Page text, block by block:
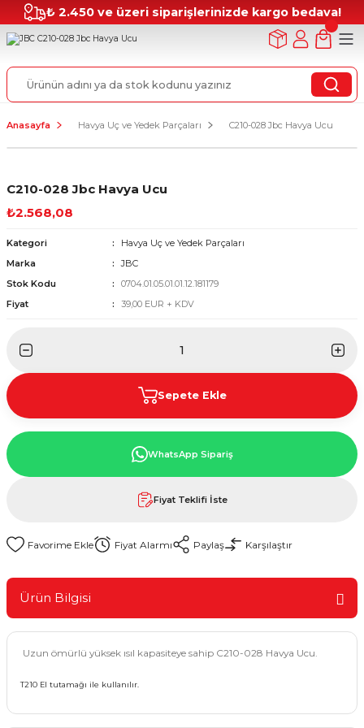
₺ 2.450 ve üzeri siparişlerinizde kargo bedava!
Anasayfa Havya Uç ve Yedek Parçaları C210-028 Jbc Havya Ucu
C210-028 Jbc Havya Ucu
₺2.568,08
Kategori
Havya Uç ve Yedek Parçaları
Marka
JBC
Stok Kodu
0704.01.05.01.01.12.181179
Fiyat
39,00 EUR + KDV
Sepete Ekle
WhatsApp Sipariş
Fiyat Teklifi İste
Fiyat Alarmı Paylaş Karşılaştır
Ürün Bilgisi
Uzun ömürlü yüksek ısıl kapasiteye sahip C210-028 Havya Ucu.
T210 El tutamağı ile kullanılır.